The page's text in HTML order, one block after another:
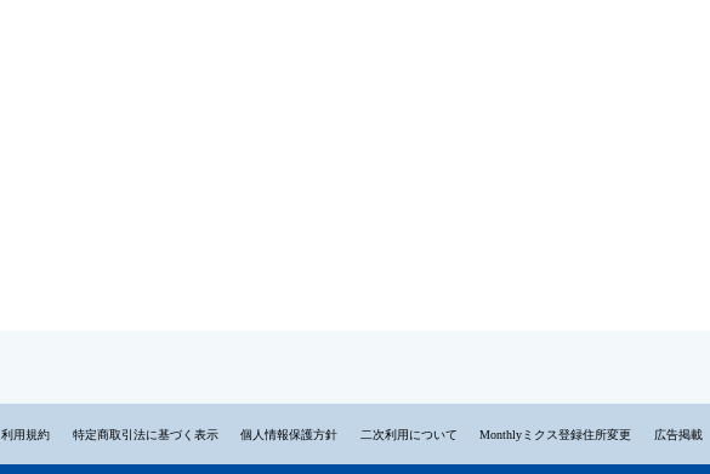
利用規約 特定商取引法に基づく表示 個人情報保護方針 二次利用について Monthlyミクス登録住所変更 広告掲載